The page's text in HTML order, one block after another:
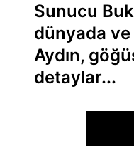
Sunucu
dünyada
Aydın,
detaylar...